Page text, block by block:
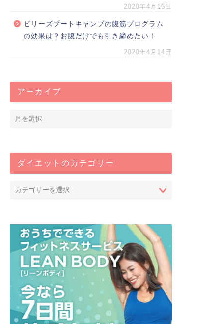
2020年4月15日
ビリーズブートキャンプの腹筋プログラム
の効果は？お腹だけでも引き締めたい！
2020年4月14日
アーカイブ
ダイエットのカテゴリー